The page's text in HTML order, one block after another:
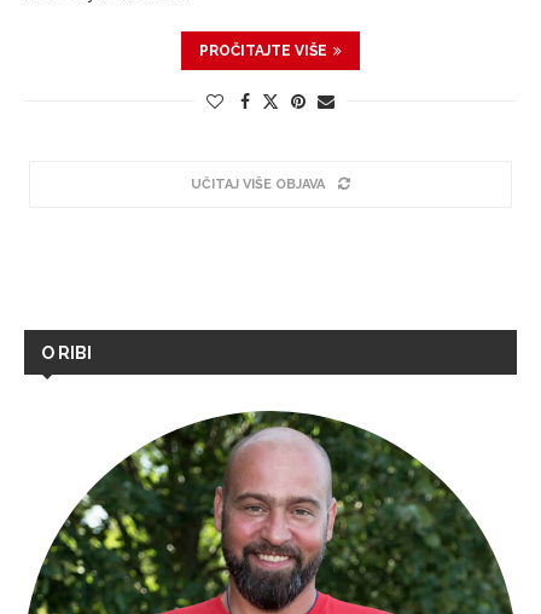
PROČITAJTE VIŠE
UČITAJ VIŠE OBJAVA
O RIBI